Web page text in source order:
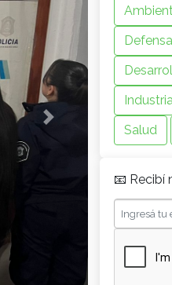
Next
Salud
📧 Recibí